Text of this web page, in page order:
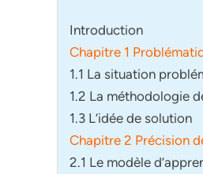
Introduction
Chapitre 1
1.1 La situation
1.2 La méthodologie
1.3 L’idée de solution
Chapitre 2 Précision
2.1 Le modèle